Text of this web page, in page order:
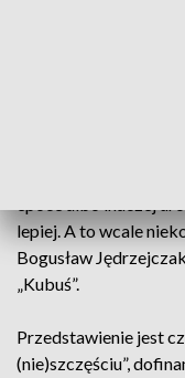
lepiej. A to wcale
Bogusław
„Kubuś”.
Przedstawienie jest
(nie)szczęściu”,